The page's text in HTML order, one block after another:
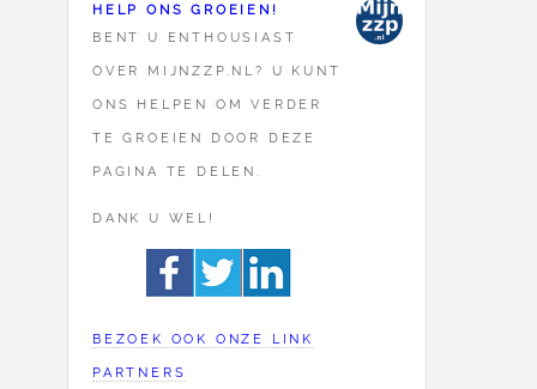
HELP ONS GROEIEN!
BENT U ENTHOUSIAST
OVER MIJNZZP.NL? U KUNT
ONS HELPEN OM VERDER
TE GROEIEN DOOR DEZE
PAGINA TE DELEN.
DANK U WEL!
BEZOEK OOK ONZE LINK
PARTNERS